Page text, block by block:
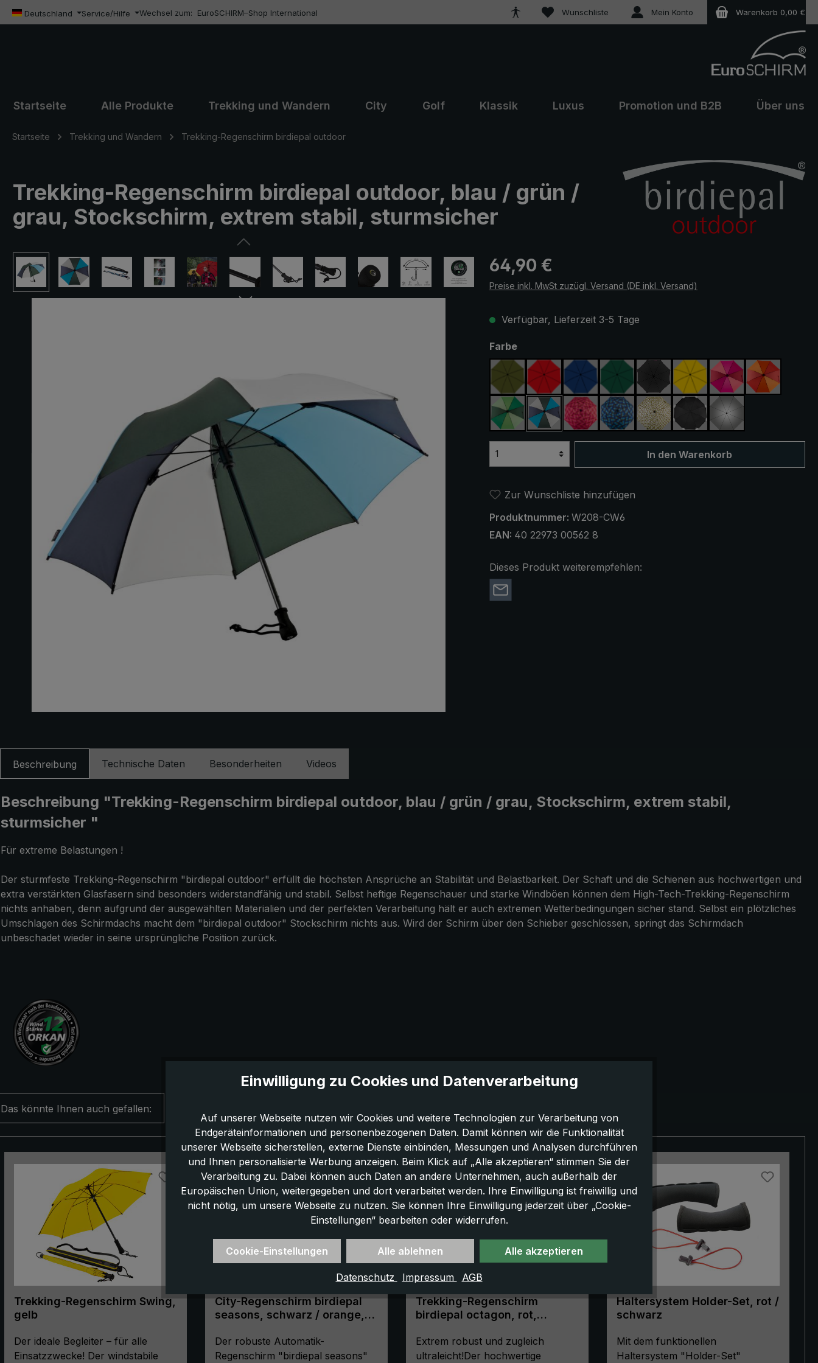
Hauptinhalt springen
Zur Suche springen
Zur Hauptnavigation springen
Deutschland Service/Hilfe Wechsel zum: EuroSCHIRM–Shop International Wunschliste Du hast 0 Produkte auf dem Merkzettel
Mein Konto Warenkorb 0,00 €
Startseite Alle Produkte Trekking und Wandern City Golf Klassik Luxus Promotion und B2B Über uns
Startseite Trekking und Wandern Trekking-Regenschirm birdiepal outdoor
Trekking-Regenschirm birdiepal outdoor, blau / grün /
grau, Stockschirm, extrem stabil, sturmsicher
Bildergalerie überspringen Regulärer Preis:
64,90 €
Preise inkl. MwSt zuzügl. Versand (DE inkl. Versand)
Verfügbar, Lieferzeit 3-5 Tage
Farbeauswählen
olivgrün rot königsblaudunkelgrünschwarzgelb pink / rot / weinrot
orange / rot
hellgrün / dunkelgrün
blau / grün / graurosa / rot kariert
blau / grün kariert
camouflageschwarz, mit Reflektoren
silber, UV-Schutz
In den Warenkorb
Zur Wunschliste hinzufügen
Produktnummer: W208-CW6
EAN: 40 22973 00562 8
Dieses Produkt weiterempfehlen:
Beschreibung Technische Daten Besonderheiten Videos
Beschreibung "Trekking-Regenschirm birdiepal outdoor, blau / grün / grau, Stockschirm, extrem stabil,
sturmsicher "
Für extreme Belastungen !
Der sturmfeste Trekking-Regenschirm "birdiepal outdoor" erfüllt die höchsten Ansprüche an Stabilität und Belastbarkeit. Der Schaft und die Schienen aus hochwertigen und
extra verstärkten Glasfasern sind besonders widerstandfähig und stabil. Selbst heftige Regenschauer und starke Windböen können dem High-Tech-Trekking-Regenschirm
nichts anhaben, denn aufgrund der ausgewählten Materialien und der perfekten Verarbeitung hält er auch extremen Wetterbedingungen sicher stand. Selbst ein plötzliches
Umschlagen des Schirmdachs macht dem "birdiepal outdoor" Stockschirm nichts aus. Wird der Schirm über den Schieber geschlossen, springt das Schirmdach
unbeschadet wieder in seine ursprüngliche Position zurück.
Das könnte Ihnen auch gefallen:
Trekking-Regenschirm Swing,
gelb
Der ideale Begleiter – für alle
Einsatzzwecke! Der windstabile
City-Regenschirm birdiepal
seasons, schwarz / orange,
Lichtschutzfaktor 50+
Der robuste Automatik-
Regenschirm "birdiepal seasons"
Trekking-Regenschirm
birdiepal octagon, rot,
leicht
Extrem robust und zugleich
ultraleicht!Der hochwertige
Haltersystem Holder-Set, rot /
schwarz
Mit dem funktionellen
Haltersystem "Holder-Set"
Einwilligung zu Cookies und Datenverarbeitung
Auf unserer Webseite nutzen wir Cookies und weitere Technologien zur Verarbeitung von
Endgeräteinformationen und personenbezogenen Daten. Damit können wir die Funktionalität
unserer Webseite sicherstellen, externe Dienste einbinden, Messungen und Analysen durchführen
und Ihnen personalisierte Werbung anzeigen. Beim Klick auf „Alle akzeptieren“ stimmen Sie der
Verarbeitung zu. Dabei können auch Daten an andere Unternehmen, auch außerhalb der
Europäischen Union, weitergegeben und dort verarbeitet werden. Ihre Einwilligung ist freiwillig und
nicht nötig, um unsere Webseite zu nutzen. Sie können Ihre Einwilligung jederzeit über „Cookie-
Einstellungen“ bearbeiten oder widerrufen.
Cookie-Einstellungen Alle ablehnen Alle akzeptieren
Datenschutz Impressum AGB